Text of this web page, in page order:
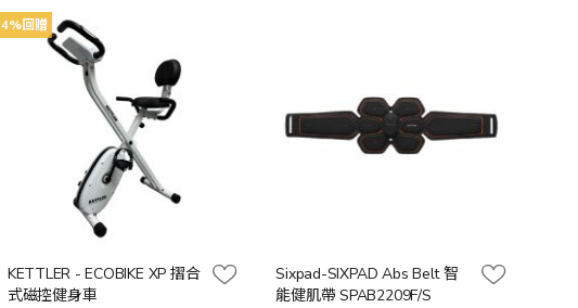
4%回贈
KETTLER - ECOBIKE XP 摺合
式磁控健身車
Sixpad-SIXPAD Abs Belt 智
能健肌帶 SPAB2209F/S